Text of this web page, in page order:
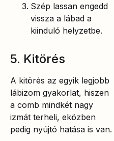
Szép lassan engedd
vissza a lábad a
kiinduló helyzetbe.
5. Kitörés
A kitörés az egyik legjobb
lábizom gyakorlat, hiszen
a comb mindkét nagy
izmát terheli, eközben
pedig nyújtó hatása is van.